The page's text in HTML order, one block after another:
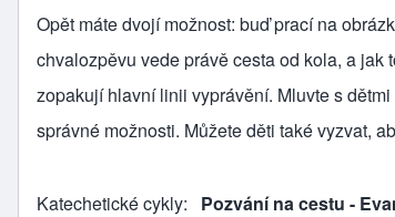
Opět máte dvojí možnost: buď prací na
chvalozpěvu vede právě cesta od kola, a
zopakují hlavní linii vyprávění. Mluvte s
správné možnosti. Můžete děti také vyzvat,
Katechetické cykly Pozvání na cestu -